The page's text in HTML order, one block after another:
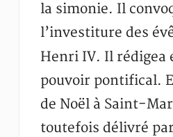
la simonie. Il
l’investiture des
Henri IV. Il rédigea
pouvoir pontifical.
de Noël à Saint-
toutefois délivré